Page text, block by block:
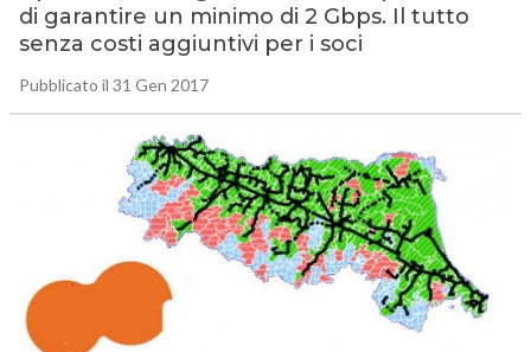
di garantire un minimo di 2 Gbps. Il tutto
senza costi aggiuntivi per i soci
Pubblicato il 31 Gen 2017